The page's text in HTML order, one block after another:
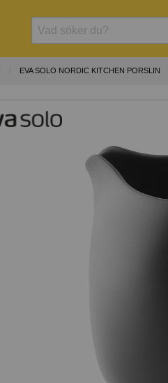
EVA SOLO NORDIC KITCHEN PORSLIN